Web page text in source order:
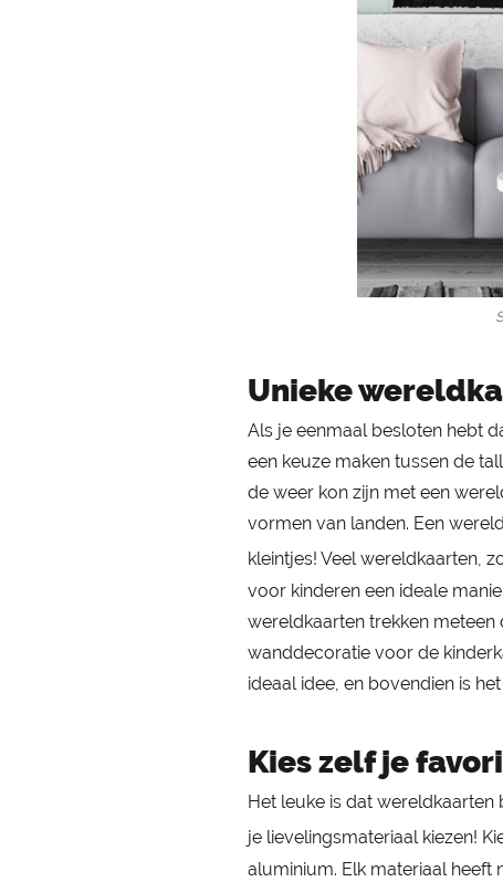
Unieke
Als je eenmaal besloten hebt
een keuze maken tussen de
de weer kon zijn met een
vormen van landen. Een
kleintjes! Veel wereldkaarten,
voor kinderen een ideale
wereldkaarten trekken meteen
wanddecoratie voor de
ideaal idee, en bovendien is
Kies zelf je
Het leuke is dat
je lievelingsmateriaal kiezen!
aluminium. Elk materiaal heeft